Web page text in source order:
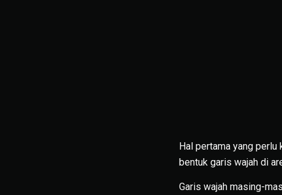
Hal pertama yang perlu
bentuk garis wajah di
Garis wajah masing-